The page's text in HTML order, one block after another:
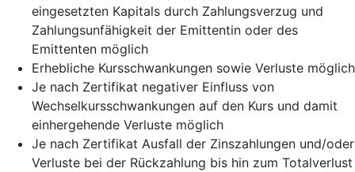
eingesetzten Kapitals durch Zahlungsverzug und
Zahlungsunfähigkeit der Emittentin oder des
Emittenten möglich
Erhebliche Kursschwankungen sowie Verluste möglich
Je nach Zertifikat negativer Einfluss von
Wechselkursschwankungen auf den Kurs und damit
einhergehende Verluste möglich
Je nach Zertifikat Ausfall der Zinszahlungen und/oder
Verluste bei der Rückzahlung bis hin zum Totalverlust